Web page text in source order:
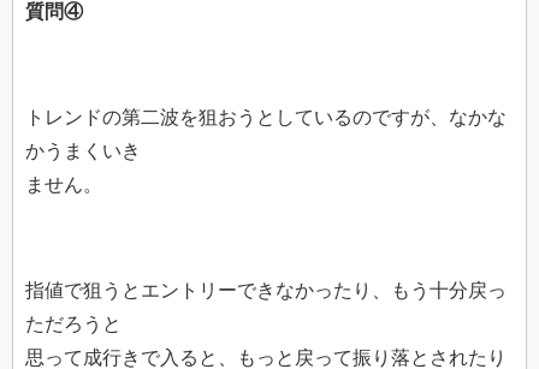
質問④
トレンドの第二波を狙おうとしているのですが、なかな
かうまくいき
ません。
指値で狙うとエントリーできなかったり、もう十分戻っ
ただろうと
思って成行きで入ると、もっと戻って振り落とされたり